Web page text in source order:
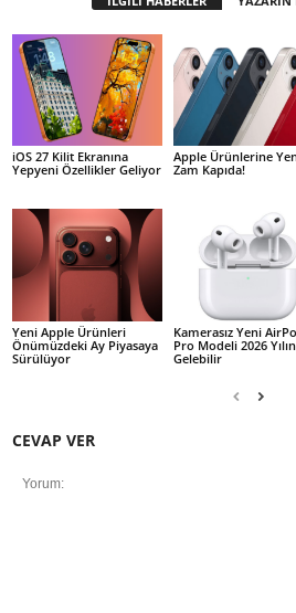
iOS 27 Kilit Ekranına
Yepyeni Özellikler Geliyor
Apple Ürünlerine
Zam Kapıda!
Yeni Apple Ürünleri
Önümüzdeki Ay Piyasaya
Sürülüyor
Kamerasız Yeni
Pro Modeli 2026
Gelebilir
CEVAP VER